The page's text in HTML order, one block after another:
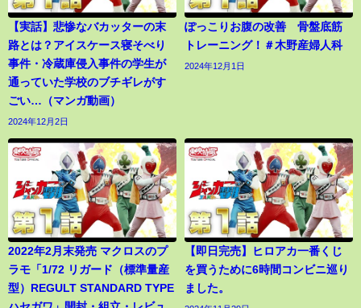
【実話】悲惨なバカッターの末
路とは？アイスケース寝そべり
事件・冷蔵庫侵入事件の学生が
通っていた学校のブチギレがす
ごい…（マンガ動画）
2024年12月2日
ぽっこりお腹の改善 骨盤底筋
トレーニング！＃木野産婦人科
2024年12月1日
2022年2月末発売 マクロスのプ
ラモ「1/72 リガード（標準量産
型）REGULT STANDARD TYPE
【即日完売】ヒロアカ一番くじ
を買うために6時間コンビニ巡り
ました。